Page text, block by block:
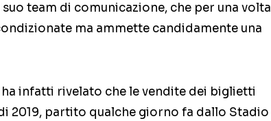
suo team di comunicazione, che per una volta
ma ammette candidamente una
infatti rivelato che le vendite dei biglietti
2019, partito qualche giorno fa dallo Stadio